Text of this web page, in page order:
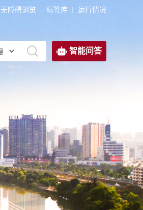
无障碍浏览 标签库 运行情况
智能问答